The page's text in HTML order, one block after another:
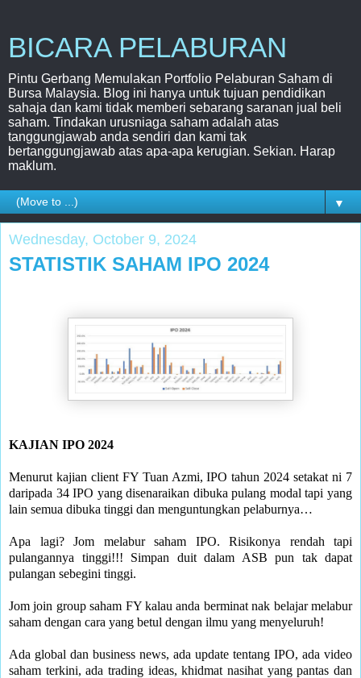
BICARA PELABURAN
Pintu Gerbang Memulakan Portfolio Pelaburan Saham di
Bursa Malaysia. Blog ini hanya untuk tujuan pendidikan
sahaja dan kami tidak memberi sebarang saranan jual beli
saham. Tindakan urusniaga saham adalah atas
tanggungjawab anda sendiri dan kami tak
bertanggungjawab atas apa-apa kerugian. Sekian. Harap
maklum.
▼
Wednesday, October 9, 2024
STATISTIK SAHAM IPO 2024
KAJIAN IPO 2024
Menurut kajian client FY Tuan Azmi, IPO tahun 2024 setakat ni 7
daripada 34 IPO yang disenaraikan dibuka pulang modal tapi yang
lain semua dibuka tinggi dan menguntungkan pelaburnya…
Apa lagi? Jom melabur saham IPO. Risikonya rendah tapi
pulangannya tinggi!!! Simpan duit dalam ASB pun tak dapat
pulangan sebegini tinggi.
Jom join group saham FY kalau anda berminat nak belajar melabur
saham dengan cara yang betul dengan ilmu yang menyeluruh!
Ada global dan business news, ada update tentang IPO, ada video
saham terkini, ada trading ideas, khidmat nasihat yang pantas dan